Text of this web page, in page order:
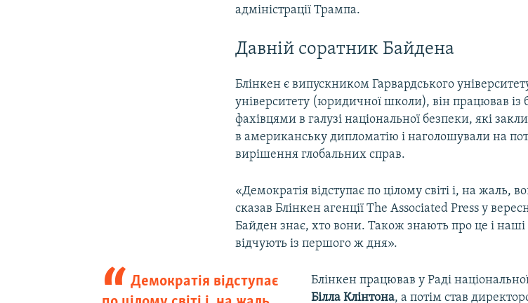
адміністрації Трампа.
Давній соратник Байдена
Блінкен є випускником Гарвардського
університету (юридичної школи), він працював
фахівцями в галузі національної безпеки, які
в американську дипломатію і наголошували на
вирішення глобальних справ.
«Демократія відступає по цілому світі і, на жаль,
сказав Блінкен агенції The Associated Press у
Байден знає, хто вони. Також знають про це і
відчують із першого ж дня».
Демократія відступає
Блінкен працював у Раді
Білла Клінтона, а потім став